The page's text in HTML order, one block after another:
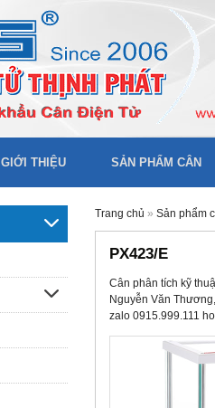
GIỚI THIỆU SẢN PHẨM CÂN
Trang chủ » Sản phẩm
PX423/E
Cân phân tích kỹ
Nguyễn Văn
zalo 0915.999.111